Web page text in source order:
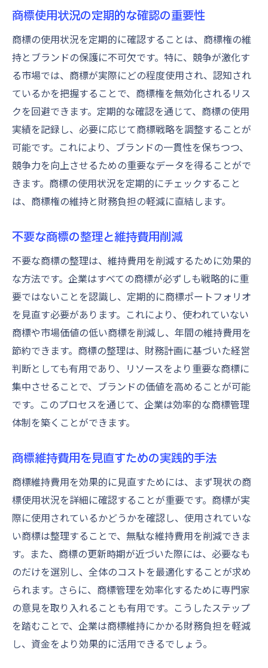
商標使用状況の定期的な確認の重要性
商標の使用状況を定期的に確認することは、商標権の維
持とブランドの保護に不可欠です。特に、競争が激化す
る市場では、商標が実際にどの程度使用され、認知され
ているかを把握することで、商標権を無効化されるリス
クを回避できます。定期的な確認を通じて、商標の使用
実績を記録し、必要に応じて商標戦略を調整することが
可能です。これにより、ブランドの一貫性を保ちつつ、
競争力を向上させるための重要なデータを得ることがで
きます。商標の使用状況を定期的にチェックすること
は、商標権の維持と財務負担の軽減に直結します。
不要な商標の整理と維持費用削減
不要な商標の整理は、維持費用を削減するために効果的
な方法です。企業はすべての商標が必ずしも戦略的に重
要ではないことを認識し、定期的に商標ポートフォリオ
を見直す必要があります。これにより、使われていない
商標や市場価値の低い商標を削減し、年間の維持費用を
節約できます。商標の整理は、財務計画に基づいた経営
判断としても有用であり、リソースをより重要な商標に
集中させることで、ブランドの価値を高めることが可能
です。このプロセスを通じて、企業は効率的な商標管理
体制を築くことができます。
商標維持費用を見直すための実践的手法
商標維持費用を効果的に見直すためには、まず現状の商
標使用状況を詳細に確認することが重要です。商標が実
際に使用されているかどうかを確認し、使用されていな
い商標は整理することで、無駄な維持費用を削減できま
す。また、商標の更新時期が近づいた際には、必要なも
のだけを選別し、全体のコストを最適化することが求め
られます。さらに、商標管理を効率化するために専門家
の意見を取り入れることも有用です。こうしたステップ
を踏むことで、企業は商標維持にかかる財務負担を軽減
し、資金をより効果的に活用できるでしょう。